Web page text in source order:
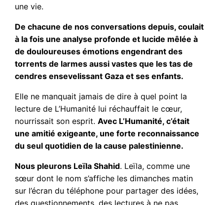
une vie.
De chacune de nos conversations depuis, coulait
à la fois une analyse profonde et lucide mêlée à
de douloureuses émotions engendrant des
torrents de larmes aussi vastes que les tas de
cendres ensevelissant Gaza et ses enfants.
Elle ne manquait jamais de dire à quel point la
lecture de L’Humanité lui réchauffait le cœur,
nourrissait son esprit.Avec L’Humanité, c’était
une amitié exigeante, une forte reconnaissance
du seul quotidien de la cause palestinienne.
Nous pleurons Leïla Shahid. Leïla, comme une
sœur dont le nom s’affiche les dimanches matin
sur l’écran du téléphone pour partager des idées,